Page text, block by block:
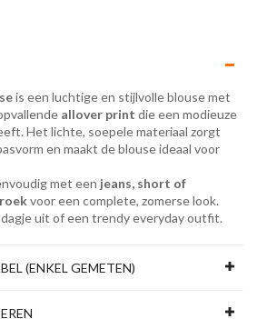
is een luchtige en stijlvolle blouse met
allover print die een modieuze
Het lichte, soepele materiaal zorgt
en maakt de blouse ideaal voor
met een jeans, short of
voor een complete, zomerse look.
uit of een trendy everyday outfit.
(ENKEL GEMETEN)